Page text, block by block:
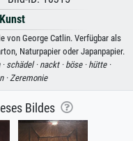
von George Catlin. Verfügbar als
Naturpapier oder Japanpapier.
schädel · nackt · böse · hütte ·
·Zeremonie
Bildes